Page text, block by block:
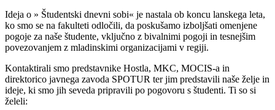
Ideja o » Študentski dnevni sobi« je nastala ob koncu lanskega leta,
ko smo se na fakulteti odločili, da poskušamo izboljšati omenjene
pogoje za naše študente, vključno z bivalnimi pogoji in tesnejšim
povezovanjem z mladinskimi organizacijami v regiji.
Kontaktirali smo predstavnike Hostla, MKC, MOCIS-a in
direktorico javnega zavoda SPOTUR ter jim predstavili naše želje in
ideje, ki smo jih seveda pripravili po pogovoru s študenti. Ti so si
želeli: